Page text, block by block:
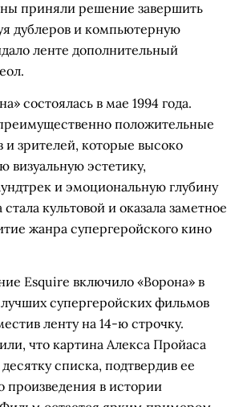
приняли решение завершить
дублеров и компьютерную
ленте дополнительный
состоялась в мае 1994 года.
положительные
и зрителей, которые высоко
визуальную эстетику,
и эмоциональную глубину
культовой и оказала заметное
жанра супергеройского кино
Esquire включило «Ворона» в
супергеройских фильмов
ленту на 14-ю строчку.
что картина Алекса Пройаса
списка, подтвердив ее
произведения в истории